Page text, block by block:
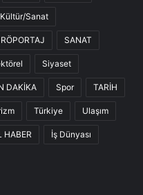
Kültür/Sanat
RÖPORTAJ SANAT
Siyaset
DAKİKA Spor TARİH
Türkiye Ulaşım
HABER İş Dünyası